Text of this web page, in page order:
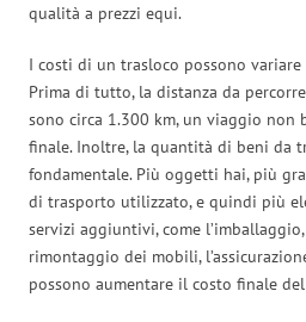
qualità a prezzi equi.
I costi di un trasloco possono
Prima di tutto, la distanza da
sono circa 1.300 km, un viaggio non
finale. Inoltre, la quantità di beni da
fondamentale. Più oggetti hai, più
di trasporto utilizzato, e quindi più
servizi aggiuntivi, come
rimontaggio dei mobili,
possono aumentare il costo finale